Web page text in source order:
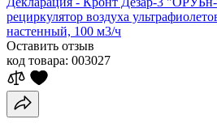
рециркулятор воздуха
настенный, 100 м3/ч
Оставить отзыв
код товара: 003027